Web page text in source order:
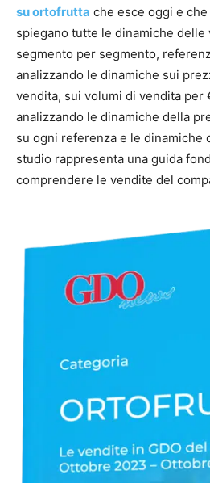
su ortofrutta che esce oggi e
spiegano tutte le dinamiche delle
segmento per segmento,
analizzando le dinamiche sui
vendita, sui volumi di vendita per
analizzando le dinamiche della
su ogni referenza e le dinamiche
studio rappresenta una guida
comprendere le vendite del